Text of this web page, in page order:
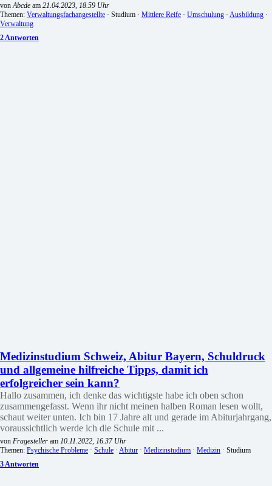
vonAbcde am 21.04.2023, 18.59 Uhr
Themen: Verwaltungsfachangestellte · Studium · Mittlere Reife · Umschulung · Ausbildung ·
Verwaltung
2 Antworten
Medizinstudium Schweiz, Abitur Bayern, Schuldruck
und allgemeine hilfreiche Tipps, damit ich
erfolgreicher sein kann?
Hallo zusammen, ich denke das wichtigste habe ich oben schon
zusammengefasst. Wenn ihr nicht meinen halben Roman lesen wollt,
schaut weiter unten. Ich bin 17 Jahre alt und gerade im Abiturjahrgang,
voraussichtlich werde ich die Schule mit ...
von Fragesteller am 10.11.2022, 16.37 Uhr
Themen: Psychische Probleme · Schule · Abitur · Medizinstudium · Medizin · Studium
3 Antworten